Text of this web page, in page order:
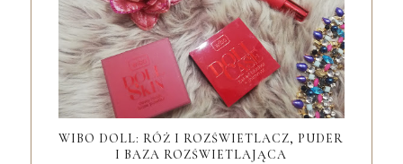
WIBO DOLL: RÓŻ I ROZŚWIETLACZ, PUDER
I BAZA ROZŚWIETLAJĄCA